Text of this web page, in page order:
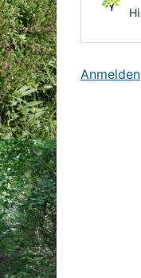
Anmelden